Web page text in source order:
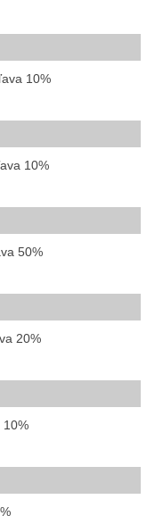
10%
10%
50%
20%
10%